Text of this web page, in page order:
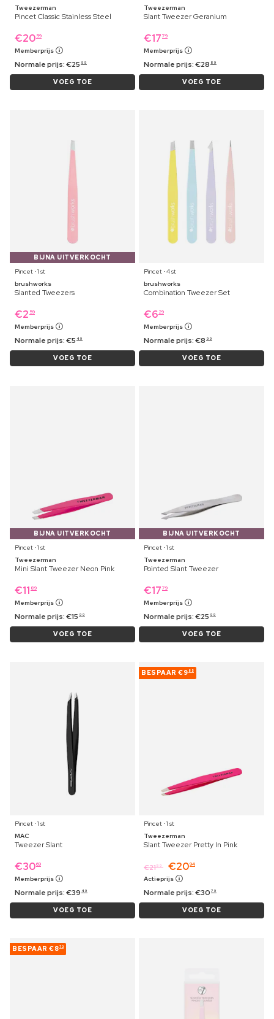
Tweezerman
Pincet Classic Stainless Steel
€20 59
Memberprijs
Normale prijs:€25 99
VOEG TOE
Tweezerman
Slant Tweezer Geranium
€17 79
Memberprijs
Normale prijs:€28 89
VOEG TOE
BIJNA UITVERKOCHT
Pincet ⋅ 1 st
brushworks
Slanted Tweezers
€2 59
Memberprijs
Normale prijs:€5 49
VOEG TOE
Pincet ⋅ 4 st
brushworks
Combination Tweezer Set
€6 29
Memberprijs
Normale prijs:€8 99
VOEG TOE
BIJNA UITVERKOCHT
Pincet ⋅ 1 st
Tweezerman
Mini Slant Tweezer Neon Pink
€11 89
Memberprijs
Normale prijs:€15 99
VOEG TOE
BIJNA UITVERKOCHT
Pincet ⋅ 1 st
Tweezerman
Pointed Slant Tweezer
€17 79
Memberprijs
Normale prijs:€25 99
VOEG TOE
Pincet ⋅ 1 st
MAC
Tweezer Slant
€3069
Memberprijs
Normale prijs:€39 49
VOEG TOE
BESPAAR €9 85
Pincet ⋅ 1 st
Tweezerman
Slant Tweezer Pretty In Pink
€2159 €2094
Actieprijs
Normale prijs:€30 79
VOEG TOE
BESPAAR €873